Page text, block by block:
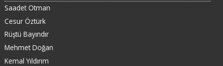
Saadet Otman
Cesur Öztürk
Rüştü Bayındır
Mehmet Doğan
Kemal Yıldırım